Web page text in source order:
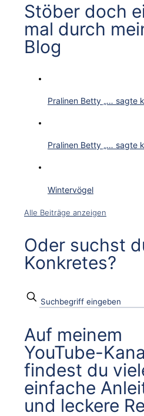
Stöber doch
mal durch
Blog
Pralinen Betty „… sagte
Pralinen Betty „… sagte
Wintervögel
Alle Beiträge anzeigen
Oder suchst
Konkretes?
Auf meinem
YouTube-
findest du
einfache
und leckere